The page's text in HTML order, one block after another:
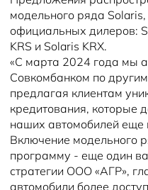
модельного ряда
официальных дилеров:
KRS и Solaris KRX.
«С марта 2024 года мы
Совкомбанком по
предлагая клиентам
кредитования, которые
наших автомобилей
Включение модельного
программу - еще один
стратегии ООО «АГР»,
автомобили более